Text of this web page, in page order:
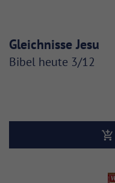
Gleichnisse Jesu
Bibel heute 3/12